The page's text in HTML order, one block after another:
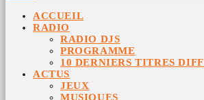
ACCUEIL
RADIO
RADIO DJS
PROGRAMME
10 DERNIERS TITRES
ACTUS
JEUX
MUSIQUES